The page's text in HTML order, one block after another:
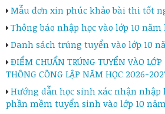
Mẫu đơn xin phúc khảo bài thi tốt
Thông báo nhập học vào lớp 10 năm
Danh sách trúng tuyển vào lớp 10
ĐIỂM CHUẨN TRÚNG TUYỂN VÀO LỚP
THÔNG CÔNG LẬP NĂM HỌC 2026-
Hướng dẫn học sinh xác nhận nhập
phần mềm tuyển sinh vào lớp 10